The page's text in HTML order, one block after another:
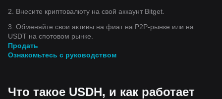
2. Внесите криптовалюту на свой аккаунт Bitget.
3. Обменяйте свои активы на фиат на P2P-рынке или на
USDT на спотовом рынке.
Продать
Ознакомьтесь с руководством
Что такое USDH, и как работает